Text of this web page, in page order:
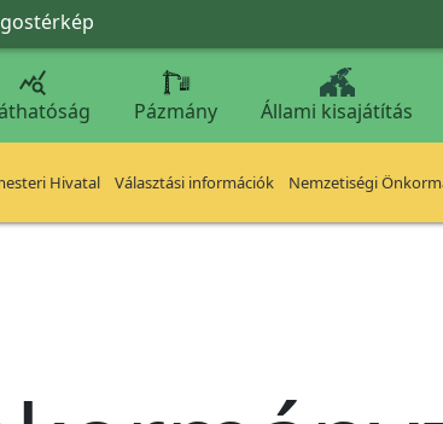

Pázmány Állami kisajátítás
Hivatal Választási információk Nemzetiségi